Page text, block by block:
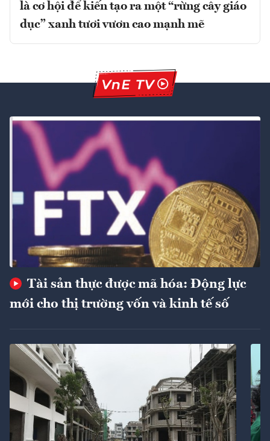
là cơ hội để kiến tạo ra một “rừng cây giáo
dục” xanh tươi vươn cao mạnh mẽ
Tài sản thực được mã hóa: Động lực
mới cho thị trường vốn và kinh tế số